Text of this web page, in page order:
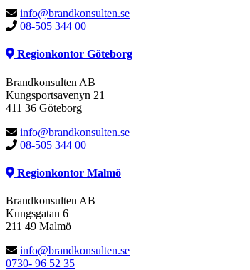
info@brandkonsulten.se
08-505 344 00
Regionkontor Göteborg
Brandkonsulten AB
Kungsportsavenyn 21
411 36 Göteborg
info@brandkonsulten.se
08-505 344 00
Regionkontor Malmö
Brandkonsulten AB
Kungsgatan 6
211 49 Malmö
info@brandkonsulten.se
0730- 96 52 35